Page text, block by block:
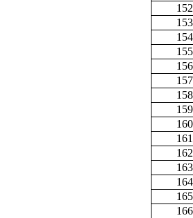
152
153
154
155
156
157
158
159
160
161
162
163
164
165
166